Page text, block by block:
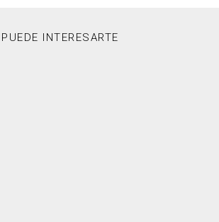
PUEDE INTERESARTE